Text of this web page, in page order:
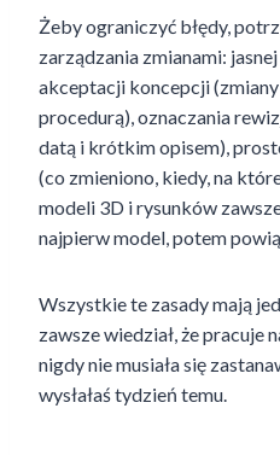
Żeby ograniczyć błędy,
zarządzania zmianami:
akceptacji koncepcji (zmiany
procedurą), oznaczania
datą i krótkim opisem),
(co zmieniono, kiedy, na
modeli 3D i rysunków
najpierw model, potem
Wszystkie te zasady mają
zawsze wiedział, że pracuje
nigdy nie musiała się
wysłałaś tydzień temu.